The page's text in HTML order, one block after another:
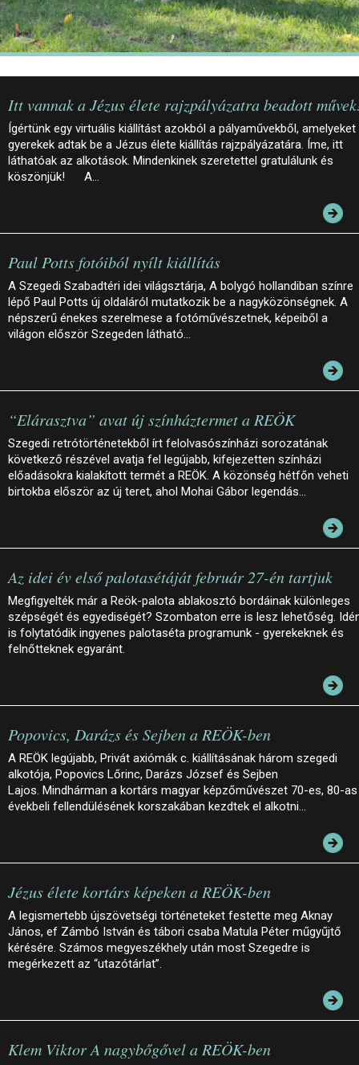
Itt vannak a Jézus élete rajzpályázatra beadott
Ígértünk egy virtuális kiállítást azokból a pályaművekből, amelyeket
gyerekek adtak be a Jézus élete kiállítás rajzpályázatára. Íme, itt
láthatóak az alkotások. Mindenkinek szeretettel gratulálunk és
köszönjük! A…
Paul Potts fotóiból nyílt kiállítás
A Szegedi Szabadtéri idei világsztárja, A bolygó hollandiban színre
lépő Paul Potts új oldaláról mutatkozik be a nagyközönségnek. A
népszerű énekes szerelmese a fotóművészetnek, képeiből a
világon először Szegeden látható…
“Elárasztva” avat új színháztermet a REÖK
Szegedi retrótörténetekből írt felolvasószínházi sorozatának
következő részével avatja fel legújabb, kifejezetten színházi
előadásokra kialakított termét a REÖK. A közönség hétfőn veheti
birtokba először az új teret, ahol Mohai Gábor legendás…
Az idei év első palotasétáját február 27-én tartjuk
Megfigyelték már a Reök-palota ablakosztó bordáinak különleges
szépségét és egyediségét? Szombaton erre is lesz lehetőség.
is folytatódik ingyenes palotaséta programunk - gyerekeknek és
felnőtteknek egyaránt.
Popovics, Darázs és Sejben a REÖK-ben
A REÖK legújabb, Privát axiómák c. kiállításának három szegedi
alkotója, Popovics Lőrinc, Darázs József és Sejben
Lajos. Mindhárman a kortárs magyar képzőművészet 70-es, 80-as
évekbeli fellendülésének korszakában kezdtek el alkotni…
Jézus élete kortárs képeken a REÖK-ben
A legismertebb újszövetségi történeteket festette meg Aknay
János, ef Zámbó István és tábori csaba Matula Péter műgyűjtő
kérésére. Számos megyeszékhely után most Szegedre is
megérkezett az “utazótárlat”.
Klem Viktor A nagybőgővel a REÖK-ben